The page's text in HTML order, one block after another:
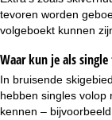
tevoren worden
volgeboekt kunnen
Waar kun je als
In bruisende
hebben singles volop
kennen –